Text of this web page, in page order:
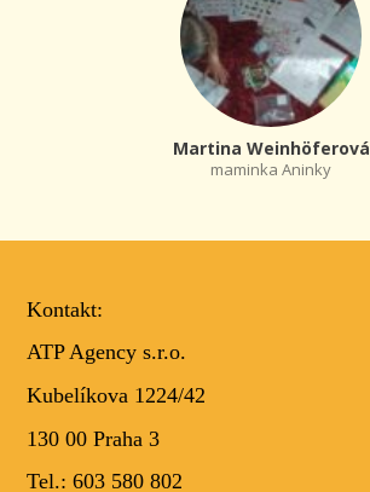
Martina Weinhöferová
maminka Aninky
Kontakt:
ATP Agency s.r.o.
Kubelíkova 1224/42
130 00 Praha 3
Tel.: 603 580 802